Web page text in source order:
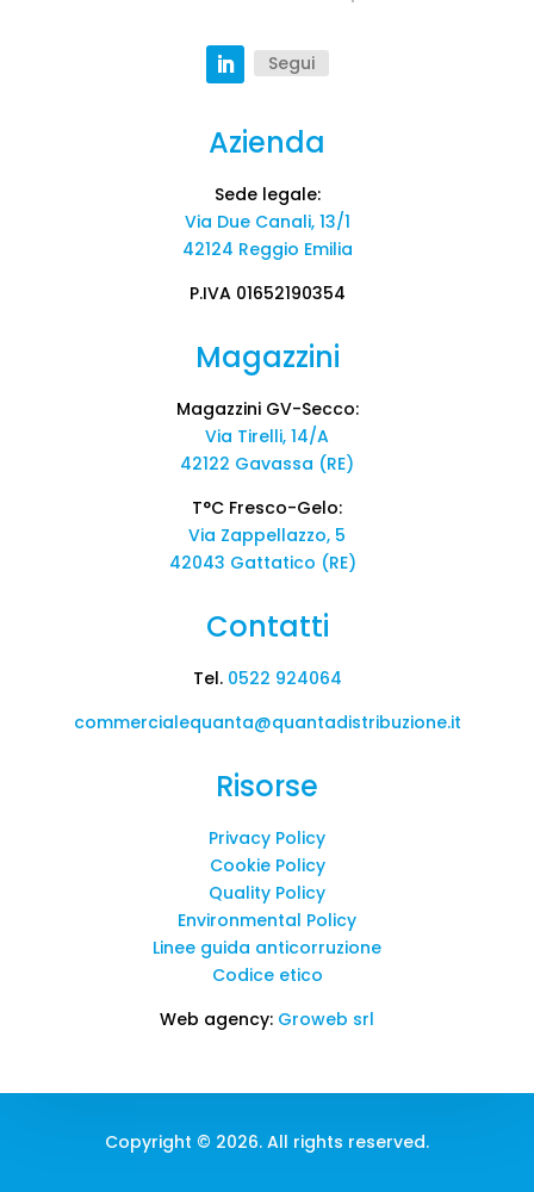
Segui
Azienda
Sede legale:
Via Due Canali, 13/1
42124 Reggio Emilia
P.IVA 01652190354
Magazzini
Magazzini GV-Secco:
Via Tirelli, 14/A
42122 Gavassa (RE)
T°C Fresco-Gelo:
Via Zappellazzo, 5
42043 Gattatico (RE)
Contatti
Tel. 0522 924064
commercialequanta@quantadistribuzione.it
Risorse
Privacy Policy
Cookie Policy
Quality Policy
Environmental Policy
Linee guida anticorruzione
Codice etico
Web agency: Groweb srl
Copyright © 2026. All rights reserved.